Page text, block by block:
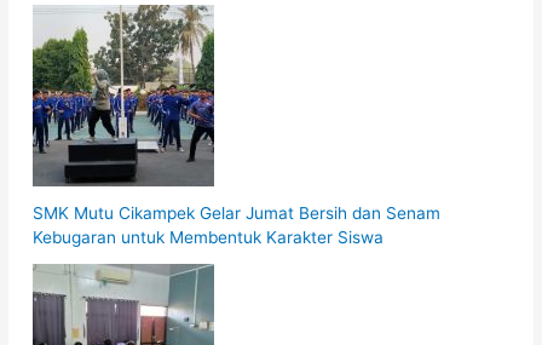
SMK Mutu Cikampek Gelar Jumat Bersih dan Senam
Kebugaran untuk Membentuk Karakter Siswa